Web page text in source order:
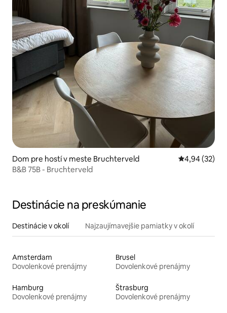
Dom pre hostí v meste Bruchterveld Priemerné
4,94 (32)
B&B 75B - Bruchterveld
Destinácie na preskúmanie
Destinácie v okolí Najzaujímavejšie pamiatky v okolí
Amsterdam
Dovolenkové prenájmy
Brusel
Dovolenkové prenájmy
Hamburg
Dovolenkové prenájmy
Štrasburg
Dovolenkové prenájmy